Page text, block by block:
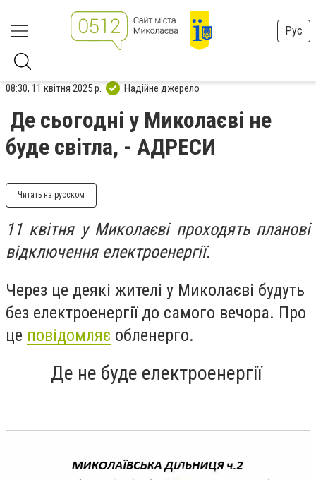
Рус
08:30, 11 квітня 2025 р. Надійне джерело
Де сьогодні у Миколаєві не
буде світла, - АДРЕСИ
Читать на русском
11 квітня у Миколаєві проходять планові
відключення електроенергії.
Через це деякі жителі у Миколаєві будуть
без електроенергії до самого вечора. Про
це повідомляє обленерго.
Де не буде електроенергії